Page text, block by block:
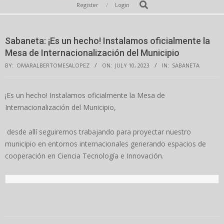
Navigation
Register Login Search
Sabaneta: ¡Es un hecho! Instalamos oficialmente la
Mesa de Internacionalización del Municipio
BY: OMARALBERTOMESALOPEZ ON: JULY 10, 2023 IN: SABANETA
¡Es un hecho! Instalamos oficialmente la Mesa de
Internacionalización del Municipio,
desde allí seguiremos trabajando para proyectar nuestro
municipio en entornos internacionales generando espacios de
cooperación en Ciencia Tecnología e Innovación.